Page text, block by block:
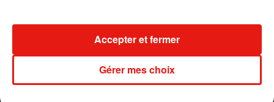
son nouvel album… avec des
Au Guatemala, le volcan de
Gérer mes choix
Accepter et fermer